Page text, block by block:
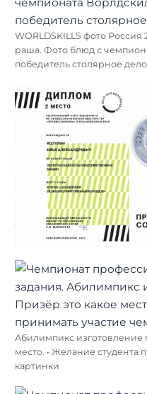
WORLDSKILLS фото
раша. Фото блюд с
победитель столярное дело
Абилимпикс изготовление
место. • Желание студента
картинки